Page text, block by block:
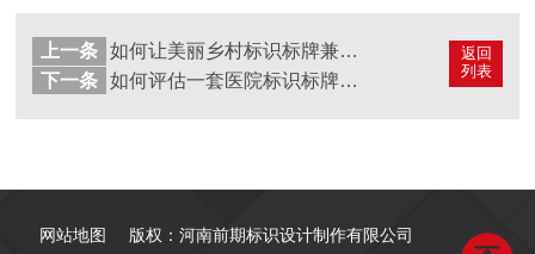
返回
列表
上一条
如何让美丽乡村标识标牌兼具导览与科普？
下一条
如何评估一套医院标识标牌系统的实际引导效果？
网站地图
版权：河南前期标识设计制作有限公司